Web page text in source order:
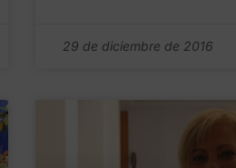
29 de diciembre de 2016